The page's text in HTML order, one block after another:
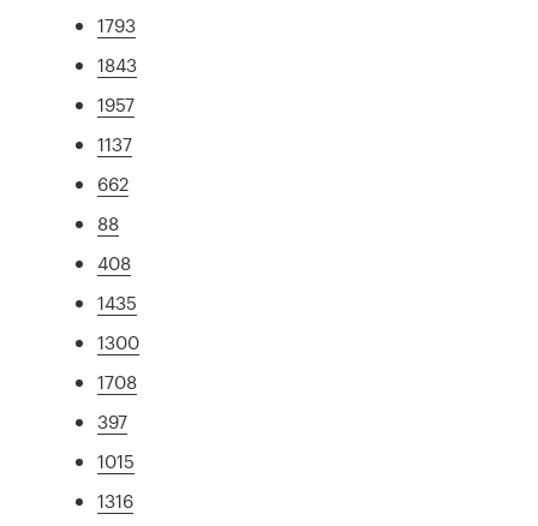
1793
1843
1957
1137
662
88
408
1435
1300
1708
397
1015
1316